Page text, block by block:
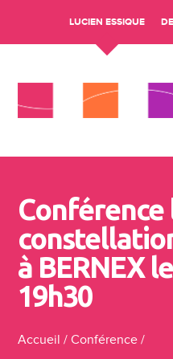
LUCIEN ESSIQUE
Conférence
à BERNEX
19h30
Accueil /Conférence /